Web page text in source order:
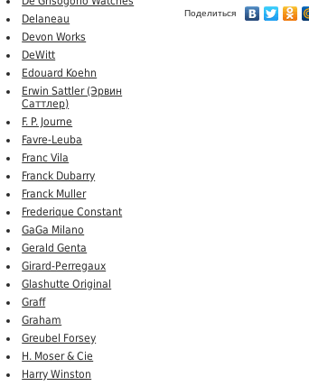
Delaneau
Devon Works
DeWitt
Edouard Koehn
Erwin Sattler (Эрвин
Саттлер)
F. P. Journe
Favre-Leuba
Franc Vila
Franck Dubarry
Franck Muller
Frederique Constant
GaGa Milano
Gerald Genta
Girard-Perregaux
Glashutte Original
Graff
Graham
Greubel Forsey
H. Moser & Cie
Harry Winston
Поделиться